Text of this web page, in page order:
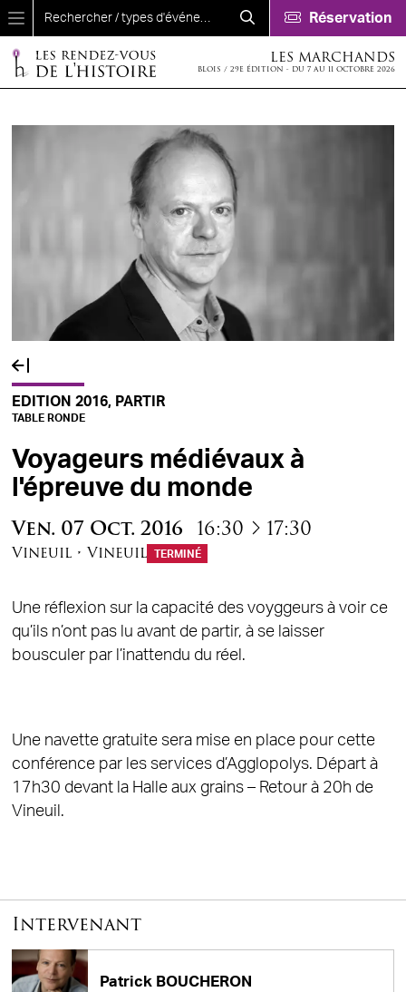
Aller au contenu principal
Réservation
LES MARCHANDS
BLOIS / 29E ÉDITION - DU 7 AU 11 OCTOBRE 2026
EDITION 2016, PARTIR
TABLE RONDE
Voyageurs médiévaux à
l'épreuve du monde
Ven. 07 Oct. 2016 16:30 à17:30
Vineuil • Vineuil TERMINÉ
Une réflexion sur la capacité des voyggeurs à voir ce
qu’ils n’ont pas lu avant de partir, à se laisser
bousculer par l’inattendu du réel.
Une navette gratuite sera mise en place pour cette
conférence par les services d’Agglopolys. Départ à
17h30 devant la Halle aux grains – Retour à 20h de
Vineuil.
Intervenant
Patrick BOUCHERON